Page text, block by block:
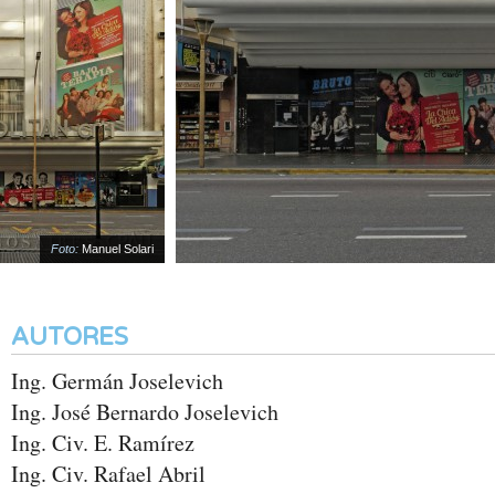
Foto:Manuel Solari
AUTORES
Ing. Germán Joselevich
Ing. José Bernardo Joselevich
Ing. Civ. E. Ramírez
Ing. Civ. Rafael Abril